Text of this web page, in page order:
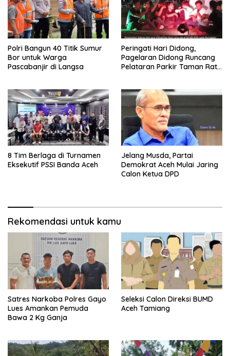
Polri Bangun 40 Titik Sumur
Bor untuk Warga
Pascabanjir di Langsa
Peringati Hari Didong,
Pagelaran Didong Runcang
Pelataran Parkir Taman Ratu
8 Tim Berlaga di Turnamen
Eksekutif PSSI Banda Aceh
Jelang Musda, Partai
Demokrat Aceh Mulai Jaring
Calon Ketua DPD
Rekomendasi untuk kamu
Satres Narkoba Polres Gayo
Lues Amankan Pemuda
Bawa 2 Kg Ganja
Seleksi Calon Direksi BUMD
Aceh Tamiang